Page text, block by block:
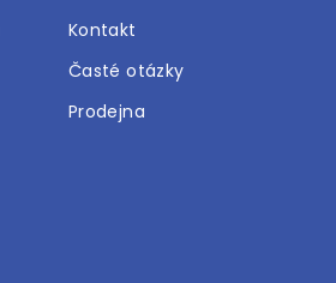
Kontakt
Časté otázky
Prodejna